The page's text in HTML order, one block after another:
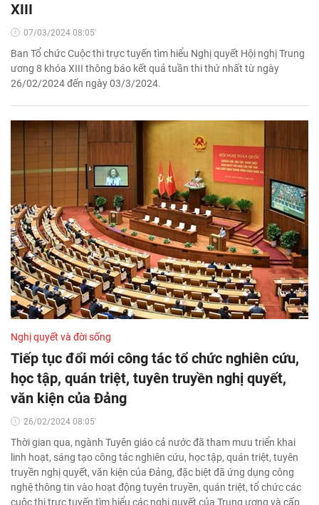
XIII
07/03/2024 08:05'
Ban Tổ chức Cuộc thi trực tuyến tìm hiểu Nghị quyết Hội nghị Trung
ương 8 khóa XIII thông báo kết quả tuần thi thứ nhất từ ngày
26/02/2024 đến ngày 03/3/2024.
Nghị quyết và đời sống
Tiếp tục đổi mới công tác tổ chức nghiên cứu,
học tập, quán triệt, tuyên truyền nghị quyết,
văn kiện của Đảng
26/02/2024 08:05'
Thời gian qua, ngành Tuyên giáo cả nước đã tham mưu triển khai
linh hoạt, sáng tạo công tác nghiên cứu, học tập, quán triệt, tuyên
truyền nghị quyết, văn kiện của Đảng, đặc biệt đã ứng dụng công
nghệ thông tin vào hoạt động tuyên truyền, quán triệt, tổ chức các
cuộc thi trực tuyến tìm hiểu các nghị quyết của Trung ương và cấp